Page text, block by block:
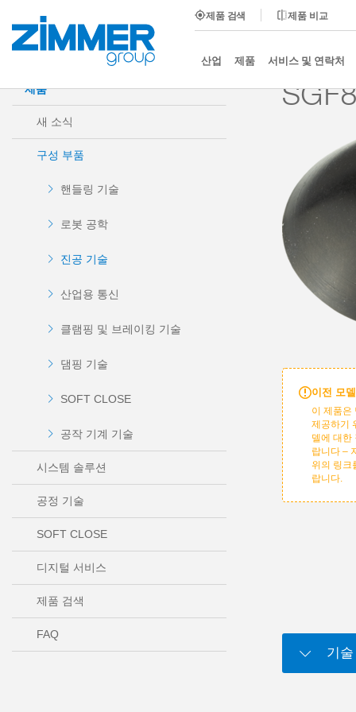
제품 검색 제품 비교
산업 제품 서비스 및 연락처
시작 제품 구성 부품 진공 기술 흡입기
제품
새 소식
구성 부품
핸들링 기술
로봇 공학
진공 기술
산업용 통신
클램핑 및 브레이킹 기술
댐핑 기술
SOFT CLOSE
공작 기계 기술
시스템 솔루션
공정 기술
SOFT CLOSE
디지털 서비스
제품 검색
FAQ
이전 모
이 제품은
제공하기
델에 대한
랍니다 –
위의 링크
랍니다.
기